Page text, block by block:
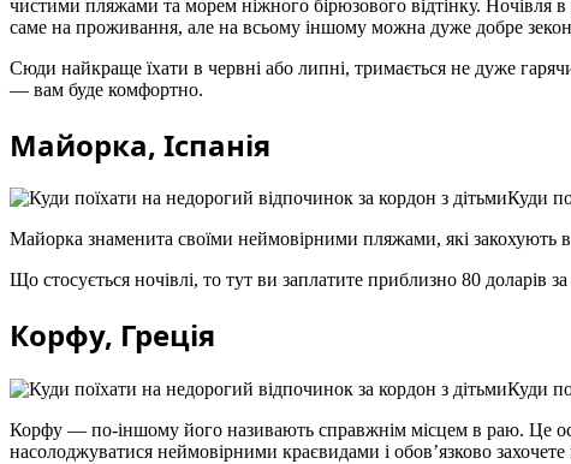
чистими пляжами та морем ніжного бірюзового відтінку. Ночівля
саме на проживання, але на всьому іншому можна дуже добре
Сюди найкраще їхати в червні або липні, тримається не дуже
— вам буде комфортно.
Майорка, Іспанія
Куди
Майорка знаменита своїми неймовірними пляжами, які закохують
Що стосується ночівлі, то тут ви заплатите приблизно 80 доларів
Корфу, Греція
Куди
Корфу — по-іншому його називають справжнім місцем в раю. Це
насолоджуватися неймовірними краєвидами і обов’язково